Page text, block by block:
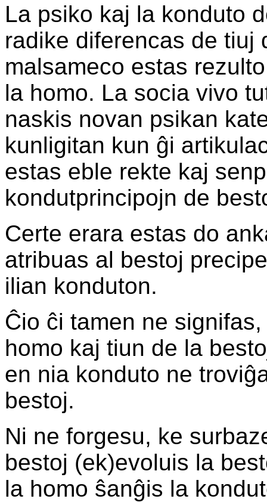
La psiko kaj la konduto
radike diferencas de tiuj
malsameco estas
la homo. La socia vivo
naskis novan psikan
kunligitan kun ĝi
estas eble rekte kaj
kondutprincipojn de
Certe erara estas do
atribuas al bestoj
ilian konduton.
Ĉio ĉi tamen ne
homo kaj tiun de la
en nia konduto ne
bestoj.
Ni ne forgesu, ke
bestoj (ek)evoluis la
la homo ŝanĝis la